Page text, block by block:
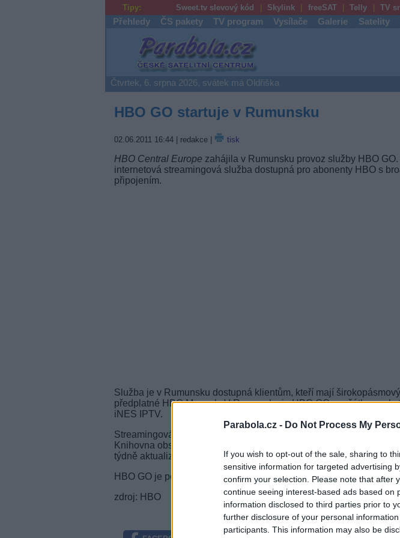
Parabola.cz - Do Not Process My
If you wish to opt-out of the sale, sharing to
sensitive information for targeted advertising
confirm your selection. Please note that after
continue seeing interest-based ads based
information disclosed to third parties prior to
further disclosure of your personal
participants. This information may also be
Tipy: Sweet.tv slevový kód Skylink freeSAT Telly TV
Přehledy ČS pakety TV program Vysílače Galerie Satelity
Parabola.cz
Čtvrtek, 6. srpna 2026, svátek má Oldřiška
HBO GO startuje v Rumunsku
02.06.2011 16:44| redakce | tisk
HBO Central Europe zahájila v Rumunsku provoz služby HBO
internetová streamingová služba dostupná pro abonenty HBO s
připojením.
Služba je v Rumunsku dostupná klientům, kteří mají
předplatné HBO Maxpak. V Rumunsku je HBO GO zpočátku
iNES IPTV.
Streamingová služba přinese klientům filmy, seriály, dokumentární
Knihovna obsahuje více než 100 hodin obsahu a měsíčně se
týdně aktualizuje.
HBO GO je poskytována v Polsku, Srbsku, Slovinsku a Bosně a
zdroj: HBO